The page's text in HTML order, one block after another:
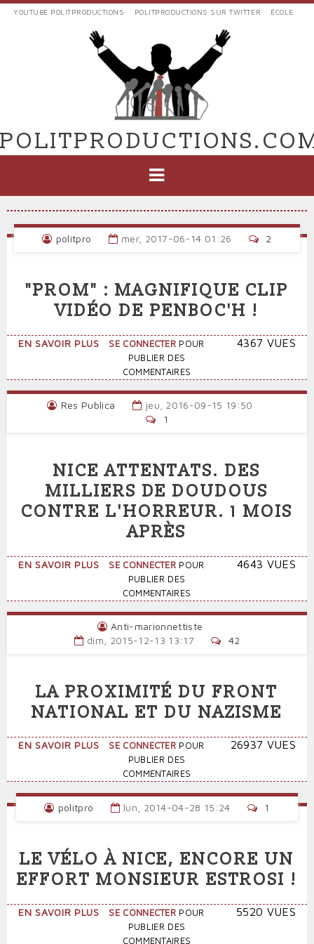
Aller
EXTERNES
POLIT'PRODUCTIONS
YOUTUBE POLITPRODUCTIONS POLITPRODUCTIONS SUR TWITTER ÉCOLE
PRINCIPALE
politpro mer, 2017-06-14 01:26 2
"PROM" : MAGNIFIQUE CLIP
VIDÉO DE PENBOC'H !
EN SAVOIR PLUS SUR
"PROM"
VIDÉO
SE CONNECTER POUR
PUBLIER DES
COMMENTAIRES
4367 VUES
Res Publica
jeu, 2016-09-15 19:50
1
NICE ATTENTATS. DES
MILLIERS DE DOUDOUS
CONTRE L'HORREUR. 1 MOIS
APRÈS
EN SAVOIR PLUS SUR
ATTENTATS.
MILLIERS
DE
DOUDOUS
1
MOIS
APRÈS
SE CONNECTER POUR
PUBLIER DES
COMMENTAIRES
4643 VUES
Anti-marionnettiste
dim, 2015-12-13 13:17
42
LA PROXIMITÉ DU FRONT
NATIONAL ET DU NAZISME
EN SAVOIR PLUS SUR
PROXIMITÉ
FRONT
NATIONAL
NAZISME
SE CONNECTER POUR
PUBLIER DES
COMMENTAIRES
26937 VUES
politpro lun, 2014-04-28 15:24 1
LE VÉLO À NICE, ENCORE UN
EFFORT MONSIEUR ESTROSI !
EN SAVOIR PLUS SUR
VÉLO
SE CONNECTER POUR
PUBLIER DES
COMMENTAIRES
5520 VUES